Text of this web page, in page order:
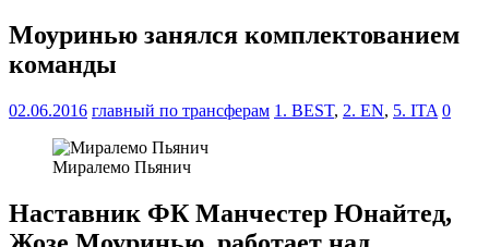
Моуринью занялся комплектованием
команды
02.06.2016 главный по трансферам 1. BEST, 2. EN, 5. ITA 0
Миралемо Пьянич
Наставник ФК Манчестер Юнайтед,